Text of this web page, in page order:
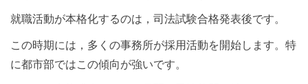
就職活動が本格化するのは，司法試験合格発表後です。
この時期には，多くの事務所が採用活動を開始します。特
に都市部ではこの傾向が強いです。